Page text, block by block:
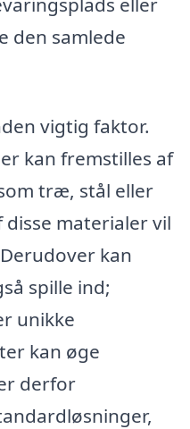
den samlede
vigtig faktor.
kan fremstilles af
træ, stål eller
materialer vil
kan
spille ind;
unikke
kan øge
derfor